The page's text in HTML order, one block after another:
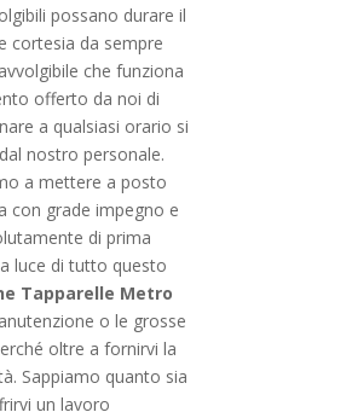
possano durare il
cortesia da sempre
che funziona
offerto da noi di
a qualsiasi orario si
nostro personale.
a mettere a posto
con grade impegno e
di prima
luce di tutto questo
Tapparelle Metro
o le grosse
oltre a fornirvi la
Sappiamo quanto sia
un lavoro